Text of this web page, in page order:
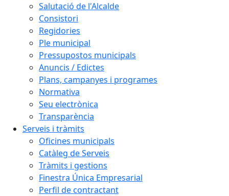
Salutació de l'Alcalde
Consistori
Regidories
Ple municipal
Pressupostos municipals
Anuncis / Edictes
Plans, campanyes i programes
Normativa
Seu electrònica
Transparència
Serveis i tràmits
Oficines municipals
Catàleg de Serveis
Tràmits i gestions
Finestra Única Empresarial
Perfil de contractant